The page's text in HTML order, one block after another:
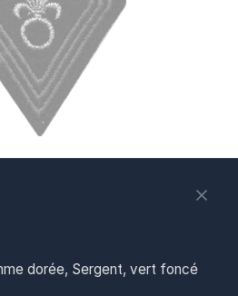
dorée, Sergent, vert foncé